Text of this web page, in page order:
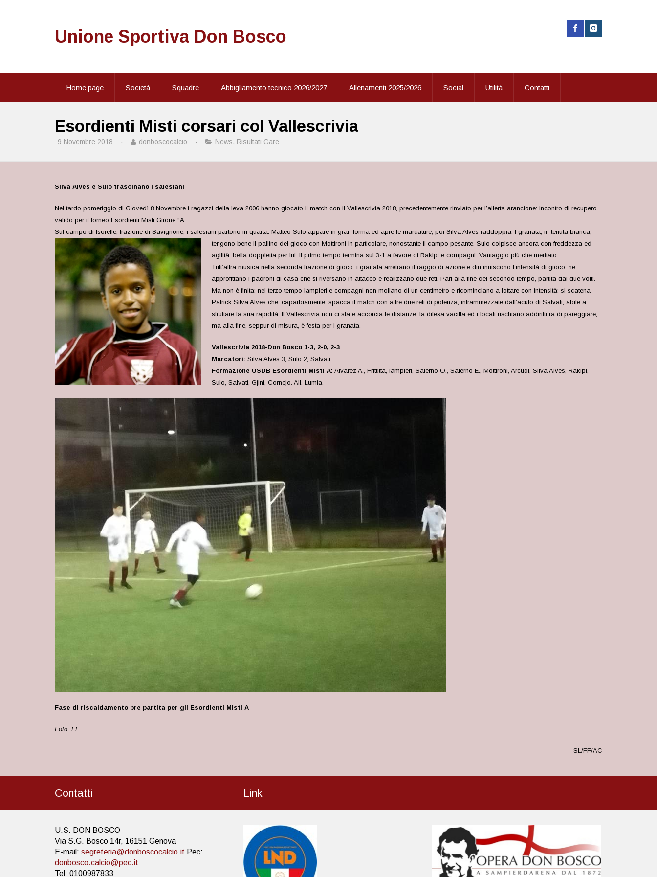
Unione Sportiva Don Bosco
Home page Società Squadre Abbigliamento tecnico 2026/2027 Allenamenti 2025/2026 Social Utilità Contatti
Esordienti Misti corsari col Vallescrivia
9 Novembre 2018 · donboscocalcio · News, Risultati Gare
Silva Alves e Sulo trascinano i salesiani
Nel tardo pomeriggio di Giovedì 8 Novembre i ragazzi della leva 2006 hanno giocato il match con il Vallescrivia 2018, precedentemente rinviato per l’allerta arancione: incontro di recupero
valido per il torneo Esordienti Misti Girone “A”.
Sul campo di Isorelle, frazione di Savignone, i salesiani partono in quarta: Matteo Sulo appare in gran forma ed apre le marcature, poi Silva Alves raddoppia. I granata, in tenuta bianca,
tengono bene il pallino del gioco con Mottironi in particolare, nonostante il campo pesante. Sulo colpisce ancora con freddezza ed
agilità: bella doppietta per lui. Il primo tempo termina sul 3-1 a favore di Rakipi e compagni. Vantaggio più che meritato.
Tutt’altra musica nella seconda frazione di gioco: i granata arretrano il raggio di azione e diminuiscono l’intensità di gioco; ne
approfittano i padroni di casa che si riversano in attacco e realizzano due reti. Pari alla fine del secondo tempo, partita dai due volti.
Ma non è finita: nel terzo tempo Iampieri e compagni non mollano di un centimetro e ricominciano a lottare con intensità: si scatena
Patrick Silva Alves che, caparbiamente, spacca il match con altre due reti di potenza, inframmezzate dall’acuto di Salvati, abile a
sfruttare la sua rapidità. Il Vallescrivia non ci sta e accorcia le distanze: la difesa vacilla ed i locali rischiano addirittura di pareggiare,
ma alla fine, seppur di misura, è festa per i granata.
Vallescrivia 2018-Don Bosco 1-3, 2-0, 2-3
Marcatori: Silva Alves 3, Sulo 2, Salvati.
Formazione USDB Esordienti Misti A: Alvarez A., Frittitta, Iampieri, Salerno O., Salerno E., Mottironi, Arcudi, Silva Alves, Rakipi,
Sulo, Salvati, Gjini, Cornejo. All. Lumia.
Fase di riscaldamento pre partita per gli Esordienti Misti A
Foto: FF
SL/FF/AC
Contatti
U.S. DON BOSCO
Via S.G. Bosco 14r, 16151 Genova
E-mail: segreteria@donboscocalcio.it Pec:
donbosco.calcio@pec.it
Tel: 0100987833
Link